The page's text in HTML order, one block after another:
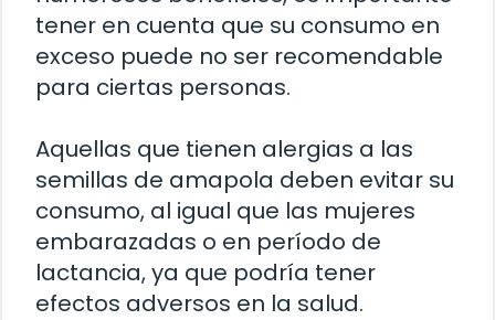
tener en cuenta que su consumo en
exceso puede no ser recomendable
para ciertas personas.
Aquellas que tienen alergias a las
semillas de amapola deben evitar su
consumo, al igual que las mujeres
embarazadas o en período de
lactancia, ya que podría tener
efectos adversos en la salud.